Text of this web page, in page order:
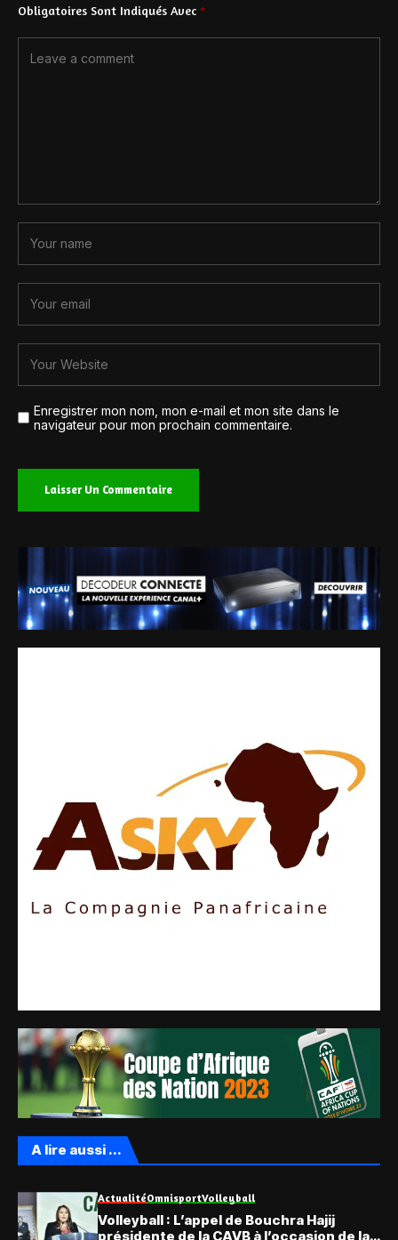
Obligatoires Sont Indiqués Avec *
Enregistrer mon nom, mon e-mail et mon site dans le
navigateur pour mon prochain commentaire.
A lire aussi ...
ActualitéOmnisportVolleyball
Volleyball : L’appel de Bouchra Hajij
présidente de la CAVB à l’occasion de la